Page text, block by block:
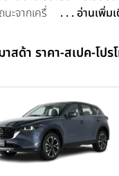
ะจากเครื่องยนต์
ดน้ำมันเชื้อเพลิง 15.9
บบควบคุมสมรรถนะการ
ะมาณ 1,600,000-
. . . อ่านเพิ่ม
ด้า ราคา-สเปค-โปร